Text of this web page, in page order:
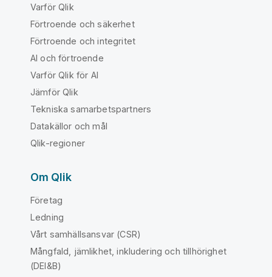
Varför Qlik
Förtroende och säkerhet
Förtroende och integritet
AI och förtroende
Varför Qlik för AI
Jämför Qlik
Tekniska samarbetspartners
Datakällor och mål
Qlik-regioner
Om Qlik
Företag
Ledning
Vårt samhällsansvar (CSR)
Mångfald, jämlikhet, inkludering och tillhörighet
(DEI&B)